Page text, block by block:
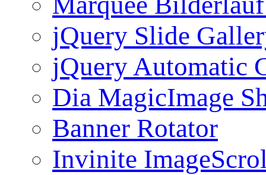
jQuery Slide
jQuery Automatic
Dia MagicImage
Banner Rotator
Invinite